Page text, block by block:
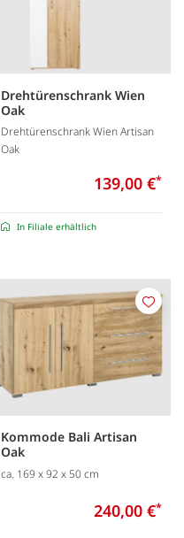
Drehtürenschrank Wien
Oak
Drehtürenschrank Wien Artisan
Oak
139,00 €*
In Filiale erhältlich
Kommode Bali Artisan
Oak
ca. 169 x 92 x 50 cm
240,00 €*